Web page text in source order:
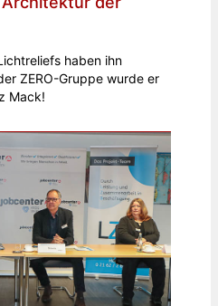
haben ihn
ZERO-Gruppe wurde er
Mack!